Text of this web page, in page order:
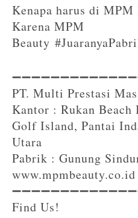
Kenapa harus di MPM
Karena MPM
Beauty
PT. Multi Prestasi Mas
Kantor : Rukan Beach
Golf Island, Pantai
Utara
Pabrik : Gunung
www.mpmbeauty.co.id
Find Us!⁣⁣⁣